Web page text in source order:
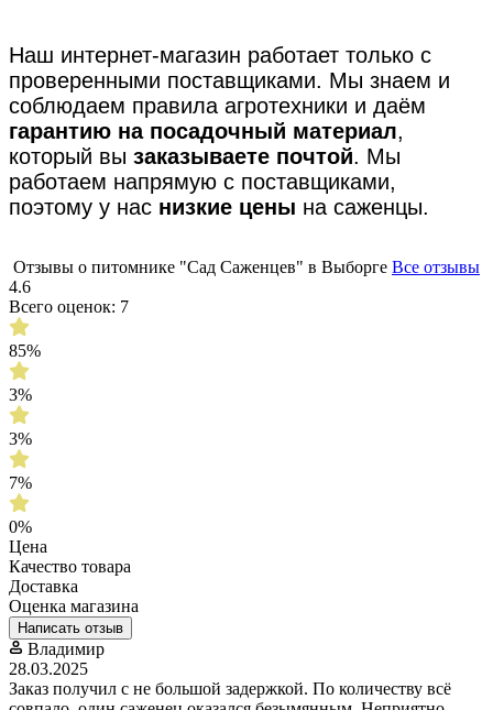
Наш интернет-магазин работает только с
проверенными поставщиками. Мы знаем и
соблюдаем правила агротехники и даём
гарантию на посадочный материал,
который вы заказываете почтой. Мы
работаем напрямую с поставщиками,
поэтому у нас низкие цены на саженцы.
Отзывы о питомнике "Сад Саженцев" в Выборге Все отзывы
4.6
Всего оценок: 7
85%
3%
3%
7%
0%
Цена
Качество товара
Доставка
Оценка магазина
Написать отзыв
Владимир
28.03.2025
Заказ получил с не большой задержкой. По количеству всё